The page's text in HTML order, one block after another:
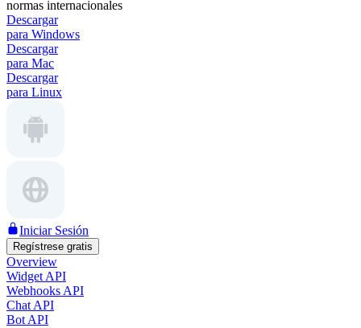
normas internacionales
Descargar
para Windows
Descargar
para Mac
Descargar
para Linux
Iniciar Sesión
Regístrese gratis
Overview
Widget API
Webhooks API
Chat API
Bot API